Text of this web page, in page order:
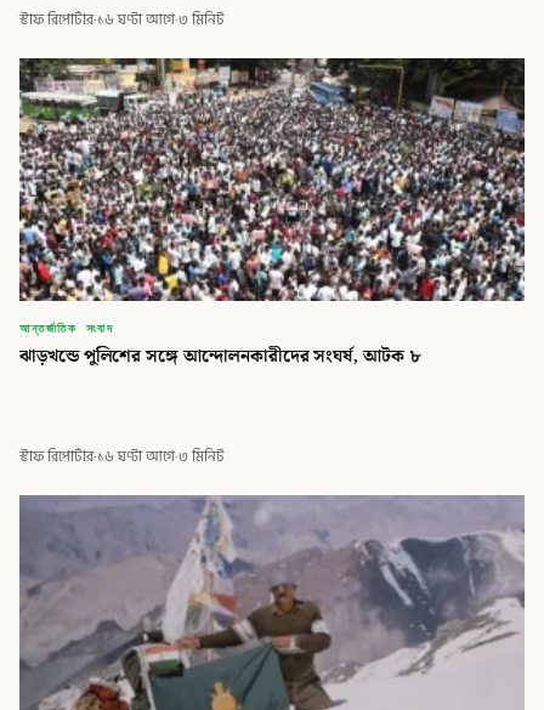
স্টাফ রিপোর্টার·১৬ ঘণ্টা আগে·৩ মিনিট
আন্তর্জাতিক সংবাদ
ঝাড়খন্ডে পুলিশের সঙ্গে আন্দোলনকারীদের সংঘর্ষ, আটক ৮
স্টাফ রিপোর্টার·১৬ ঘণ্টা আগে·৩ মিনিট